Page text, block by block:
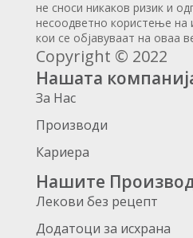
не сноси никаков ризик и
несоодветно користење на
кои се објавуваат на оваа
Copyright © 2022
Нашата
За Нас
Производи
Кариера
Нашите
Лекови без рецепт
Додатоци за исхрана